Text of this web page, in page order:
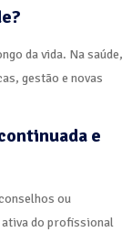
da vida. Na saúde,
gestão e novas
e
ou
do profissional